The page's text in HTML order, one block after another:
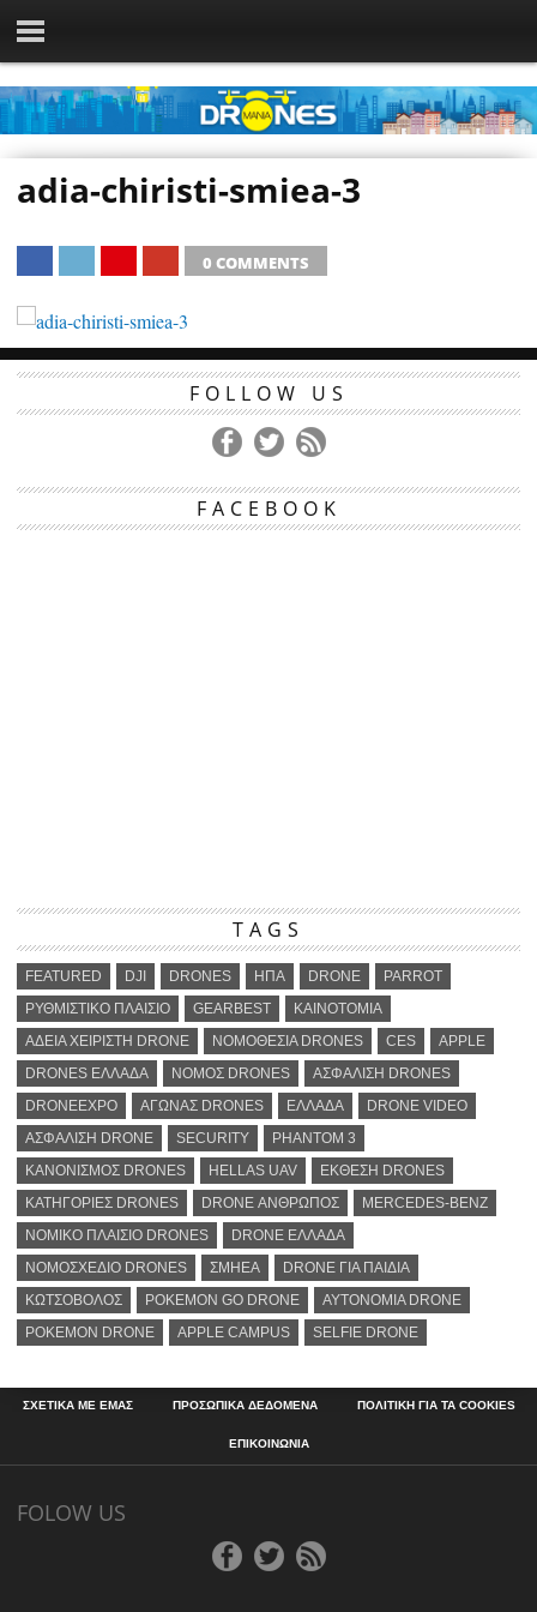
adia-chiristi-smiea-3
0 COMMENTS
FOLLOW US
FACEBOOK
TAGS
FEATURED DJI DRONES ΗΠΑ DRONE
PARROT
ΡΥΘΜΙΣΤΙΚΟ ΠΛΑΙΣΙΟ
GEARBEST
ΚΑΙΝΟΤΟΜΙΑ
ΑΔΕΙΑ ΧΕΙΡΙΣΤΗ DRONE
ΝΟΜΟΘΕΣΙΑ DRONES CES
APPLE
DRONES ΕΛΛΑΔΑ
ΝΟΜΟΣ DRONES
ΑΣΦΑΛΙΣΗ DRONES
DRONEEXPO
ΑΓΩΝΑΣ DRONES ΕΛΛΑΔΑ
DRONE VIDEO
ΑΣΦΑΛΙΣΗ DRONE
SECURITY
PHANTOM 3
ΚΑΝΟΝΙΣΜΟΣ DRONES
HELLAS UAV
ΕΚΘΕΣΗ DRONES
ΚΑΤΗΓΟΡΙΕΣ DRONES
DRONE ΑΝΘΡΩΠΟΣ
MERCEDES-BENZ
ΝΟΜΙΚΟ ΠΛΑΙΣΙΟ DRONES
DRONE ΕΛΛΑΔΑ
ΝΟΜΟΣΧΕΔΙΟ DRONES
ΣΜΗΕΑ
DRONE ΓΙΑ ΠΑΙΔΙΑ
ΚΩΤΣΟΒΟΛΟΣ
POKEMON GO DRONE
ΑΥΤΟΝΟΜΙΑ DRONE
POKEMON DRONE
APPLE CAMPUS SELFIE DRONE
ΣΧΕΤΙΚΑ ΜΕ ΕΜΑΣ ΠΡΟΣΩΠΙΚΑ ΔΕΔΟΜΕΝΑ ΠΟΛΙΤΙΚΗ ΓΙΑ ΤΑ COOKIES
ΕΠΙΚΟΙΝΩΝΙΑ
FOLOW US